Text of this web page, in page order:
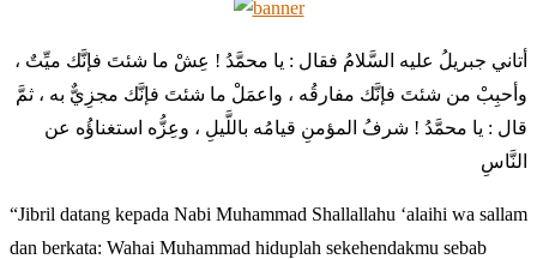
أتاني جبريلُ عليه السَّلامُ فقال : يا محمَّدُ ! عِشْ ما شئتَ فإنَّك ميِّتٌ ،
وأحبِبْ من شئتَ فإنَّك مفارقُه ، واعمَلْ ما شئتَ فإنَّك مجزِيٌّ به ، ثمَّ
قال : يا محمَّدُ ! شرفُ المؤمنِ قيامُه باللَّيلِ ، وعِزُّه استغناؤُه عن
النَّاسِ
“Jibril datang kepada Nabi Muhammad Shallallahu ‘alaihi wa sallam
dan berkata: Wahai Muhammad hiduplah sekehendakmu sebab